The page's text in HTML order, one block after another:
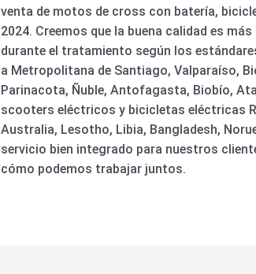
venta de motos de cross con batería,
2024. Creemos que la buena calidad es
durante el tratamiento según los
a Metropolitana de Santiago, Valparaíso,
Parinacota, Ñuble, Antofagasta, Biobío,
scooters eléctricos y bicicletas eléctricas
Australia, Lesotho, Libia, Bangladesh,
servicio bien integrado para nuestros
cómo podemos trabajar juntos.